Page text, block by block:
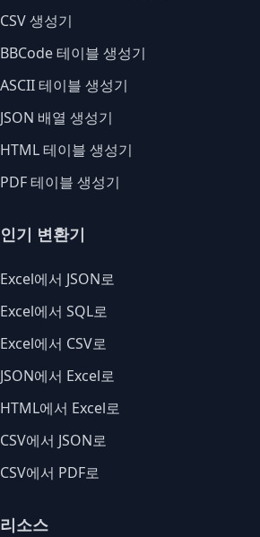
CSV 생성기
BBCode 테이블 생성기
ASCII 테이블 생성기
JSON 배열 생성기
HTML 테이블 생성기
PDF 테이블 생성기
인기 변환기
Excel에서 JSON로
Excel에서 SQL로
Excel에서 CSV로
JSON에서 Excel로
HTML에서 Excel로
CSV에서 JSON로
CSV에서 PDF로
리소스